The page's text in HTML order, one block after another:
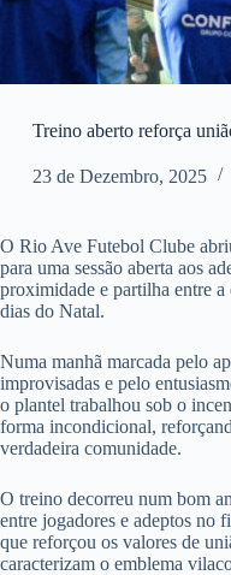
Treino aberto reforça
23 de Dezembro, 2025
O Rio Ave Futebol Clube
para uma sessão aberta aos
proximidade e partilha entre
dias do Natal.
Numa manhã marcada pelo
improvisadas e pelo
o plantel trabalhou sob o
forma incondicional,
verdadeira comunidade.
O treino decorreu num bom
entre jogadores e adeptos no
que reforçou os valores de
caracterizam o emblema